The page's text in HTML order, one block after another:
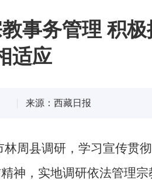
事务管理 积
适应
来源：西藏日报
周县调研，学习宣传贯
神，实地调研依法管理宗